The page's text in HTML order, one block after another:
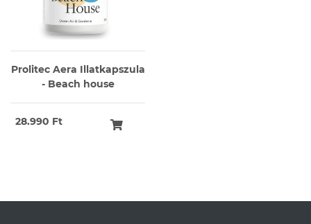
Prolitec Aera Illatkapszula
- Beach house
28.990 Ft